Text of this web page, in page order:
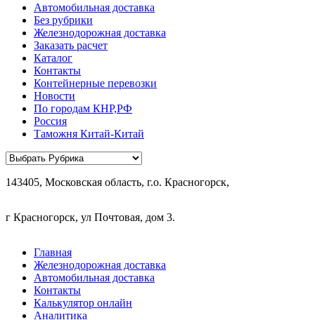
Автомобильная доставка
Без рубрики
Железнодорожная доставка
Заказать расчет
Каталог
Контакты
Контейнерные перевозки
Новости
По городам КНР,РФ
Россия
Таможня Китай-Китай
Рубрики
143405, Московская область, г.о. Красногорск,
г Красногорск, ул Почтовая, дом 3.
Главная
Железнодорожная доставка
Автомобильная доставка
Контакты
Калькулятор онлайн
Аналитика